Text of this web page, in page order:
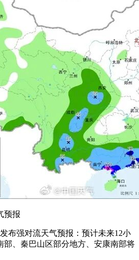
预报
布强对流天气预报：预计未来12小
部、秦巴山区部分地方、安康南部将